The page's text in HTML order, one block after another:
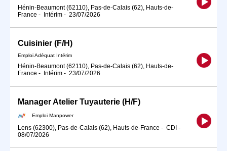
Hénin-Beaumont (62110), Pas-de-Calais (62), Hauts-de-
France - Intérim - 23/07/2026
Cuisinier (F/H)
Emploi Adéquat Intérim
Hénin-Beaumont (62110), Pas-de-Calais (62), Hauts-de-
France - Intérim - 23/07/2026
Manager Atelier Tuyauterie (H/F)
Emploi Manpower
Lens (62300), Pas-de-Calais (62), Hauts-de-France - CDI -
08/07/2026